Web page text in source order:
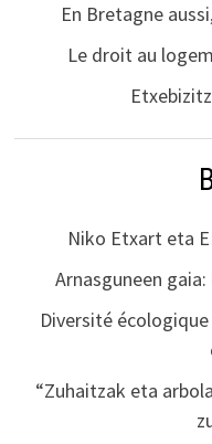
En Bretagne
Le droit au
Niko Etxart eta
Arnasguneen
Diversité
“Zuhaitzak eta